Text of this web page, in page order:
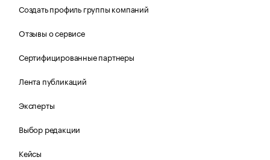
Создать профиль группы компаний
Отзывы о сервисе
Сертифицированные партнеры
Лента публикаций
Эксперты
Выбор редакции
Кейсы